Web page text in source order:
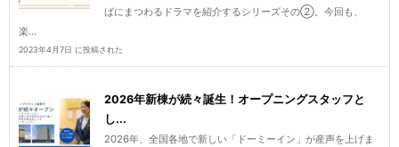
ばにまつわるドラマを紹介するシリーズその②。今回も、
楽...
2023年4月7日 に投稿された
2026年新棟が続々誕生！オープニングスタッフと
し...
2026年、全国各地で新しい「ドーミーイン」が産声を上げま